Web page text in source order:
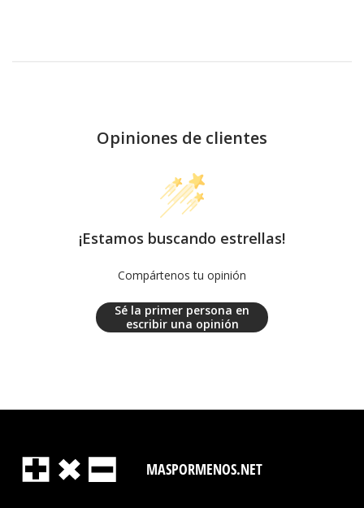
Opiniones de clientes
¡Estamos buscando estrellas!
Compártenos tu opinión
Sé la primer persona en
escribir una opinión
MASPORMENOS.NET